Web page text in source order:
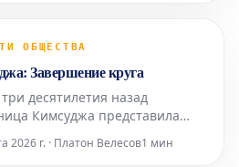
«вмешательства»
и коллажированные
созда
ОБЩЕСТВА
Завершение круга
десятилетия назад
Кимсуджа представила
Америке под названием
2026 г. · Платон Велесов1 мин